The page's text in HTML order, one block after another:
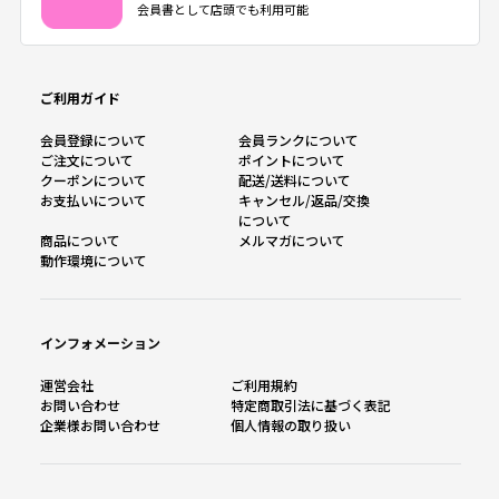
会員書として店頭でも利用可能
ご利用ガイド
会員登録について
会員ランクについて
ご注文について
ポイントについて
クーポンについて
配送/送料について
お支払いについて
キャンセル/返品/交換
について
商品について
メルマガについて
動作環境について
インフォメーション
運営会社
ご利用規約
お問い合わせ
特定商取引法に基づく表記
企業様お問い合わせ
個人情報の取り扱い